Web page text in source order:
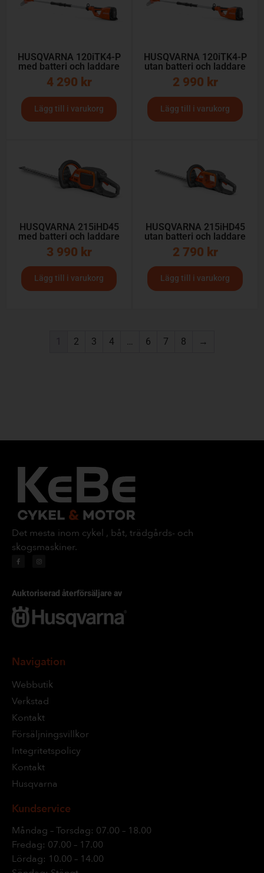
HUSQVARNA 120iTK4-P
med batteri och laddare
4 290 kr
Lägg till i varukorg
HUSQVARNA 120iTK4-P
utan batteri och laddare
2 990 kr
Lägg till i varukorg
HUSQVARNA 215iHD45
med batteri och laddare
3 990 kr
Lägg till i varukorg
HUSQVARNA 215iHD45
utan batteri och laddare
2 790 kr
Lägg till i varukorg
1 2 3 4 … 6 7 8 →
Det mesta inom cykel , båt, trädgårds- och
skogsmaskiner.
Auktoriserad återförsäljare av
Navigation
Webbutik
Verkstad
Kontakt
Försäljningsvillkor
Integritetspolicy
Kontakt
Husqvarna
Kundservice
Måndag – Torsdag: 07.00 – 18.00
Fredag: 07.00 – 17.00
Lördag: 10.00 – 14.00